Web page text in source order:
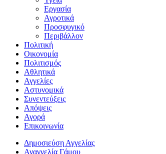
Εργασία
Αγροτικά
Προσφυγικό
Περιβάλλον
Πολιτική
Οικονομία
Πολιτισμός
Αθλητικά
Αγγελίες
Αστυνομικά
Συνεντεύξεις
Απόψεις
Αγορά
Επικοινωνία
Δημοσιεύση Αγγελίας
Αναγγελία Γάμου